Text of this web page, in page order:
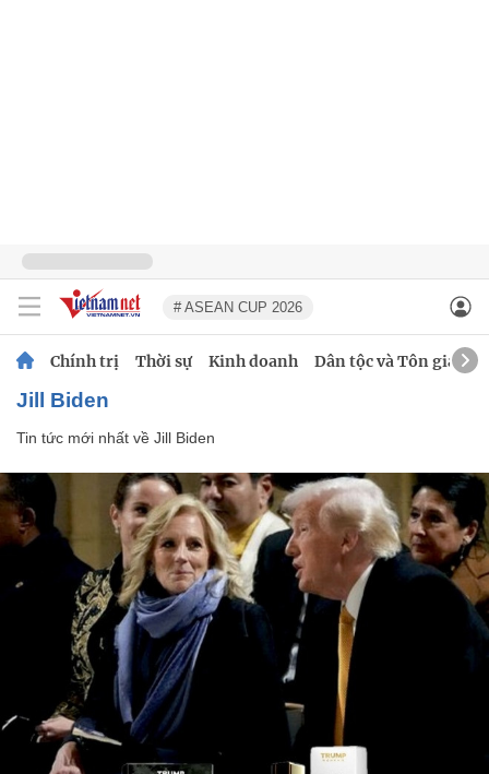
# ASEAN CUP 2026
Chính trị Thời sự Kinh doanh Dân tộc và Tôn giáo
Jill Biden
Tin tức mới nhất về Jill Biden